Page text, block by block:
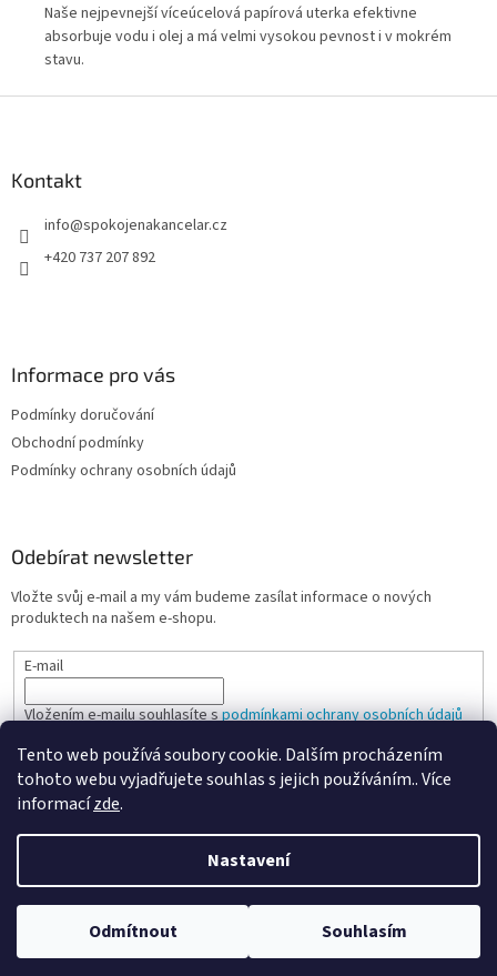
Tento web používá soubory cookie. Dalším procházením
tohoto webu vyjadřujete souhlas s jejich používáním.. Více
informacízde.
Nastavení
Odmítnout Souhlasím
Naše nejpevnejší víceúcelová papírová uterka efektivne
absorbuje vodu i olej a má velmi vysokou pevnost i v mokrém
stavu.
Kontakt
info@spokojenakancelar.cz
+420 737 207 892
Informace pro vás
Podmínky doručování
Obchodní podmínky
Podmínky ochrany osobních údajů
Odebírat newsletter
Vložte svůj e-mail a my vám budeme zasílat informace o nových
produktech na našem e-shopu.
E-mail
Vložením e-mailu souhlasíte spodmínkami ochrany osobních údajů
PŘIHLÁSIT SE
Vytvořil Shoptet
Copyright 2026Spokojená kancelář . Všechna práva vyhrazena.